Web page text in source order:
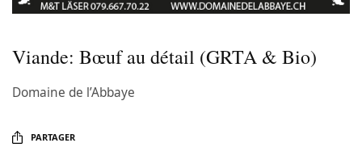
Viande: Bœuf au détail (GRTA & Bio)
Domaine de l’Abbaye
PARTAGER